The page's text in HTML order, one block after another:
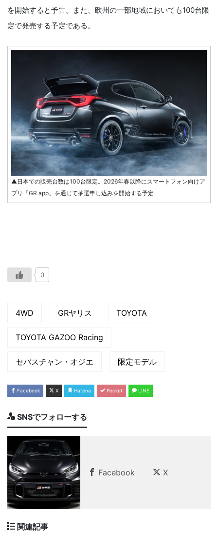
を開始すると予告。また、欧州の一部地域においても100台限
定で発売する予定である。
▲日本での販売台数は100台限定。2026年春以降にスマートフォン向けア
プリ「GR app」を通じて抽選申し込みを開始する予定
0
4WD GRヤリス TOYOTA
TOYOTA GAZOO Racing
セバスチャン・オジエ 限定モデル
Facebook X Hatena Pocket LINE
SNSでフォローする
Facebook X
関連記事